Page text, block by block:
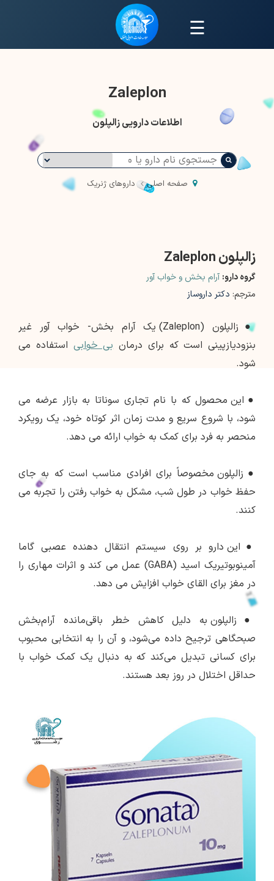
☰
Zaleplon
اطلاعات دارویی زالپلون
صفحه اصلی داروهای ژنریک
زالپلون Zaleplon
گروه دارو: آرام بخش و خواب آور
مترجم: دکتر داروساز
●
زالپلون (Zaleplon) یک آرام بخش- خواب آور غیر
بنزودیازپینی است که برای درمانبی خوابی استفاده می
شود.
● این محصول که با نام تجاری سوناتا به بازار عرضه می
شود، با شروع سریع و مدت زمان اثر کوتاه خود، یک رویکرد
منحصر به فرد برای کمک به خواب ارائه می دهد.
● زالپلون مخصوصاً برای افرادی مناسب است که به جای
حفظ خواب در طول شب، مشکل به خواب رفتن را تجربه می
کنند.
● این دارو بر روی سیستم انتقال دهنده عصبی گاما
آمینوبوتیریک اسید (GABA) عمل می کند و اثرات مهاری را
در مغز برای القای خواب افزایش می دهد.
● زالپلون به دلیل کاهش خطر باقی‌مانده آرام‌بخش
صبحگاهی ترجیح داده می‌شود، و آن را به انتخابی محبوب
برای کسانی تبدیل می‌کند که به دنبال یک کمک خواب با
حداقل اختلال در روز بعد هستند.